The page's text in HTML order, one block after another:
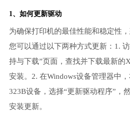
1、如何更新驱动
为确保打印机的最佳性能和稳定性
您可以通过以下两种方式更新：1.
持与下载”页面，查找并下载最新的
安装。2. 在Windows设备管理器中
323B设备，选择“更新驱动程序”，
安装更新。